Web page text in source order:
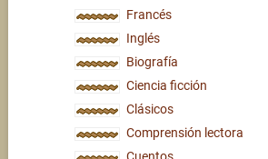
Francés
Inglés
Biografía
Ciencia ficción
Clásicos
Comprensión lectora